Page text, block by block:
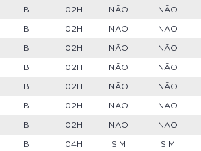
B 02H NÃO NÃO
B 02H NÃO NÃO
B 02H NÃO NÃO
B 02H NÃO NÃO
B 02H NÃO NÃO
B 02H NÃO NÃO
B 02H NÃO NÃO
B 04H SIM SIM